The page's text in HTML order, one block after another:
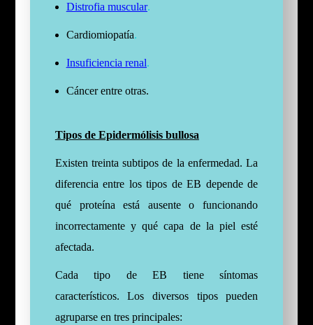
Distrofia muscular.
Cardiomiopatía.
Insuficiencia renal.
Cáncer entre otras.
Tipos de Epidermólisis bullosa
Existen treinta subtipos de la enfermedad. La
diferencia entre los tipos de EB depende de
qué proteína está ausente o funcionando
incorrectamente y qué capa de la piel esté
afectada.
Cada tipo de EB tiene síntomas
característicos. Los diversos tipos pueden
agruparse en tres principales: